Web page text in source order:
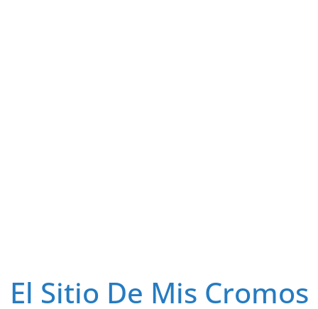
El Sitio De Mis Cromos